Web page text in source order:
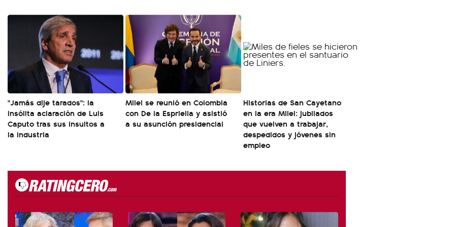
"Jamás dije tarados": la
insólita aclaración de Luis
Caputo tras sus insultos a
la industria
Milei se reunió en Colombia
con De la Espriella y asistió
a su asunción presidencial
Historias de San Cayetano
en la era Milei: jubilados
que vuelven a trabajar,
despedidos y jóvenes sin
empleo